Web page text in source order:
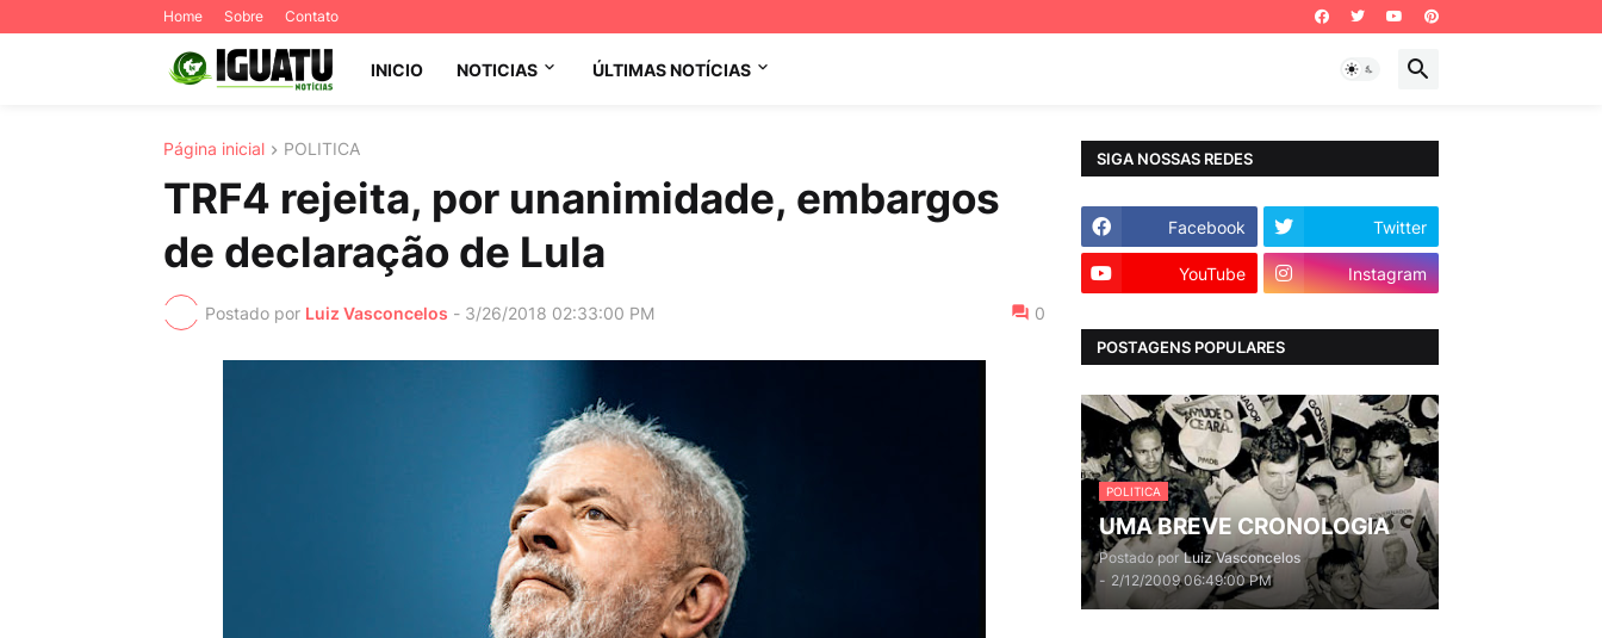
Home Sobre Contato
INICIO NOTICIAS ÚLTIMAS NOTÍCIAS
Página inicial POLITICA
TRF4 rejeita, por unanimidade, embargos
de declaração de Lula
Postado por Luiz Vasconcelos - 3/26/2018 02:33:00 PM 0
SIGA NOSSAS REDES
Facebook Twitter
YouTube Instagram
POSTAGENS POPULARES
POLITICA
UMA BREVE CRONOLOGIA
Postado por Luiz Vasconcelos
- 2/12/2009 06:49:00 PM